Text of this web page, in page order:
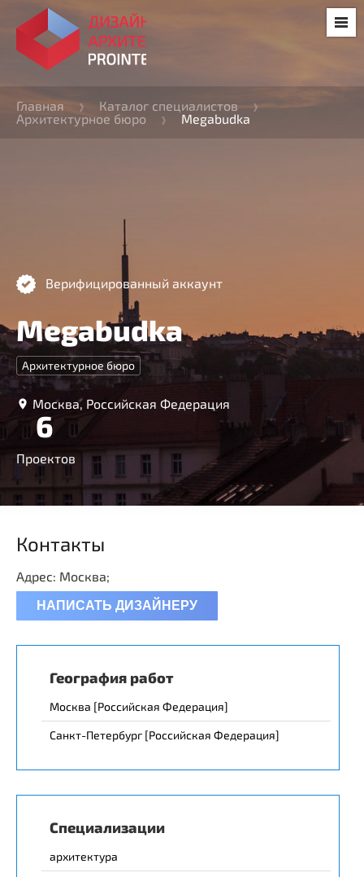
Главная
Каталог специалистов
Архитектурное бюро
Megabudka
Верифицированный аккаунт
Megabudka
Архитектурное бюро
Москва, Российская Федерация
6
Проектов
Контакты
Адрес: Москва;
НАПИСАТЬ ДИЗАЙНЕРУ
География работ
Москва [Российская Федерация]
Санкт-Петербург [Российская Федерация]
Специализации
архитектура